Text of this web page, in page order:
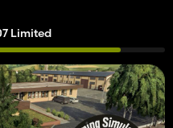
Limited